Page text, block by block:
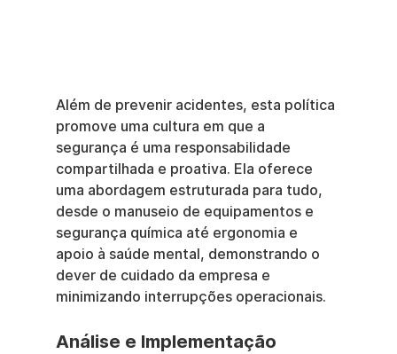
Além de prevenir acidentes, esta política
promove uma cultura em que a
segurança é uma responsabilidade
compartilhada e proativa. Ela oferece
uma abordagem estruturada para tudo,
desde o manuseio de equipamentos e
segurança química até ergonomia e
apoio à saúde mental, demonstrando o
dever de cuidado da empresa e
minimizando interrupções operacionais.
Análise e Implementação